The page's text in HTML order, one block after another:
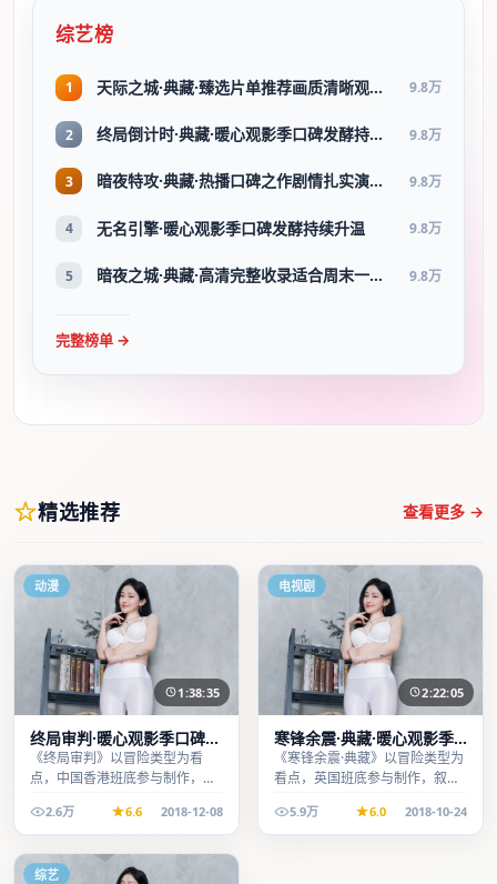
综艺榜
1 天际之城·典藏·臻选片单推荐画质清晰观看流畅 9.8万
2 终局倒计时·典藏·暖心观影季口碑发酵持续升温 9.8万
3 暗夜特攻·典藏·热播口碑之作剧情扎实演技在线 9.8万
4 无名引擎·暖心观影季口碑发酵持续升温 9.8万
5 暗夜之城·典藏·高清完整收录适合周末一口气刷完 9.8万
完整榜单 →
精选推荐 查看更多 →
动漫
1:38:35
终局审判·暖心观影季口碑发
酵持续升温
《终局审判》以冒险类型为看
点，中国香港班底参与制作，叙
段观看。
2.6万 6.6 2018-12-08
电视剧
2:22:05
寒锋余震·典藏·暖心观影季
口碑发酵持续升温
《寒锋余震·典藏》以冒险类型为
看点，英国班底参与制作，叙事
观看。
5.9万 6.0 2018-10-24
综艺